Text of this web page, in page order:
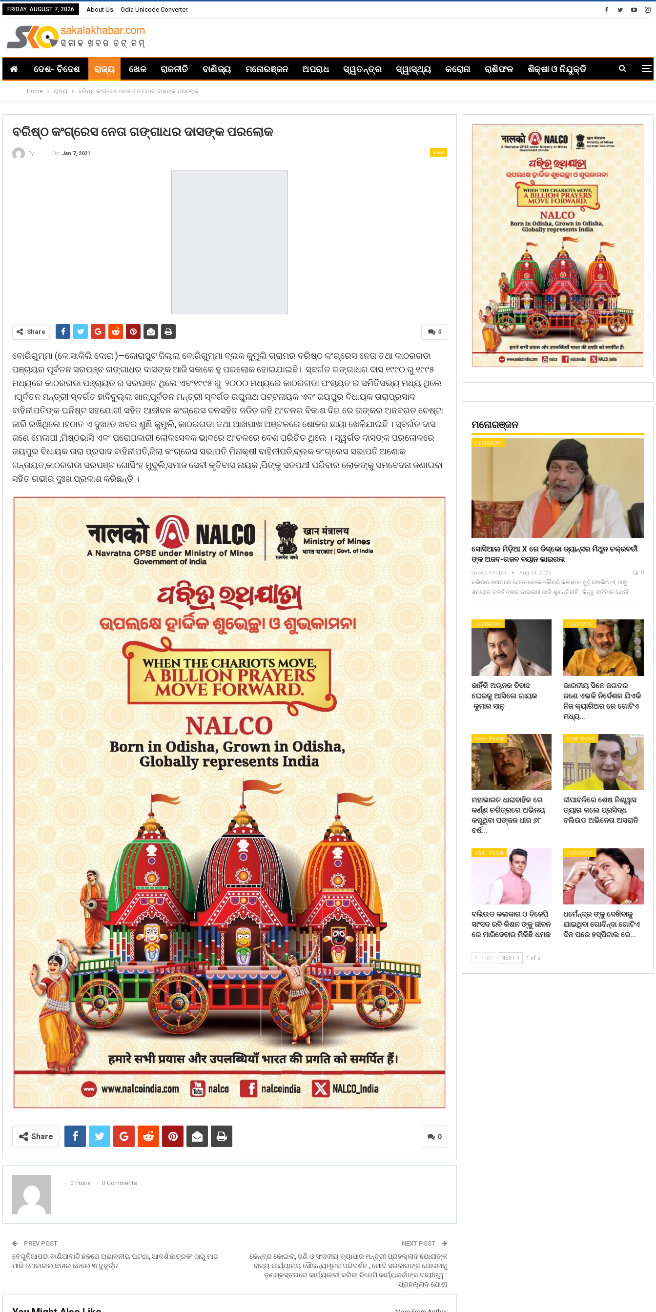
FRIDAY, AUGUST 7, 2026 About Us Odia Unicode Converter
ଦେଶ- ବିଦେଶ ରାଜ୍ୟ ଖେଳ ରାଜନୀତି ବାଣିଜ୍ୟ ମନୋରଞ୍ଜନ ଅପରାଧ ସ୍ୱତନ୍ତ୍ର ସ୍ୱାସ୍ଥ୍ୟ କରୋନା ରାଶିଫଳ ଶିକ୍ଷା ଓ ନିଯୁକ୍ତି
Home ରାଜ୍ୟ ବରିଷ୍ଠ କଂଗ୍ରେସ ନେତା ଗଙ୍ଗାଧର ଦାସଙ୍କ ପରଲୋକ
ବରିଷ୍ଠ କଂଗ୍ରେସ ନେତା ଗଙ୍ଗାଧର ଦାସଙ୍କ ପରଲୋକ
ରାଜ୍ୟ
By On Jan 7, 2021
0
Share
ବୋରିଗୁମ୍ମା (କେ.ସାକିଲି ଦୋରା )—କୋରାପୁଟ ଜିଲ୍ଲା ବୋରିଗୁମ୍ମା ବ୍ଲକ କୁମୁଲି ଗ୍ରାମର ବରିଷ୍ଠ କଂଗ୍ରେସ ନେତା ତଥା କାଠରଗଡା
ପଞ୍ଚାୟର ପୂର୍ବତନ ସରପଞ୍ଚ ଗଙ୍ଗାଧର ଦାସଙ୍କ ଆଜି ସକାଳେ ହୁ ପରଲୋକ ହୋଇଯାଇଛି। ସ୍ବର୍ଗତ ଗଙ୍ଗାଧର ଦାସ ୧୯୯୦ ରୁ ୧୯୯୫
ମଧ୍ୟରେ କାଠରଗଡା ପଞ୍ଚାୟତ ର ସରପଞ୍ଚ ଥିଲେ ଏବଂ୧୯୯୫ ରୁ ୨୦୦୦ ମଧ୍ୟରେ କାଠରଗଡା ପଂଚାୟତ ର ସମିତିସଭ୍ୟ ମଧ୍ୟ ଥିଲେ
।ପୂର୍ବତନ ମନ୍ତ୍ରୀ ସ୍ବର୍ଗତ ହାବିବୁଲ୍ଲା ଖାନ,ପୂର୍ବତନ ମନ୍ତ୍ରୀ ସ୍ବର୍ଗତ ରଘୁନାଥ ପଟ୍ଟନାୟକ ଏବଂ ଜୟପୁର ବିଧାୟକ ତାରାପ୍ରସାଦ
ବାହିନୀପତିଙ୍କ ଘନିଷ୍ଟ ସହଯୋଗୀ ସହିତ ଆଜୀବନ କଂଗ୍ରେସ ଦଳସହିତ ଜଡିତ ରହି ଅଂଚଳର ବିକାଶ ଦିଗ ରେ ତାଙ୍କର ଅନବରତ ଚେଷ୍ଟା
ଜାରି ରଖିଥିଲେ।ହଠାତ ଏ ଦୁଖଃତ ଖବର ଶୁଣି କୁମୁଲି, କାଠରଗଡା ତଥା ଆଖପାଖ ଅଞ୍ଚଳରେ ଶୋକର ଛାୟା ଖେଳିଯାଇଛି । ସ୍ବର୍ଗତ ଦାସ
ଜଣେ ମେଳାପୀ ,ମିଷ୍ଠଭାସି ଏବଂ ପରୋପକାରୀ ଲୋକସେବକ ଭାବରେ ଅଂଚଳରେ ବେଶ ପରିଚିତ ଥିଲେ । ସ୍ୱର୍ଗତ ଦାସଙ୍କ ପରଲୋକରେ
ଜୟପୁର ବିଧାୟକ ତାରା ପ୍ରସାଦ ବାହିନୀପତି,ଜିଲା କଂଗ୍ରେସ ସଭାପତି ମିନାକ୍ଷୀ ବାହିନୀପତି,ବ୍ଲକ କଂଗ୍ରେସ ସଭାପତି ଅଶୋକ
ଗନ୍ତାୟତ,କାଠରଗଡା ସରପଞ୍ଚ ଗୋସିଂହ ମୁଦୁଲି,ସମାଜ ସେବୀ କୃତିବାସ ନାୟକ ,ପିଙ୍କୁ ସତପଥୀ ପରିବାର ଲୋକଙ୍କୁ ସମବେଦନା ଜଣାଇବା
ସହିତ ଗଭୀର ଦୁଃଖ ପ୍ରକାଶ କରିଛନ୍ତି ।
0
Share
0 Posts 0 Comments
PREV POST
ବେଗୁନିଆପଡ଼ା ବାଣିଆବାଡି ଛକରେ ଅଭାବନୀୟ ଘଟଣା, ଆଦର୍ଶ ଛାତ୍ରକଂ ଠାରୁ ମାଡ
ମାରି ମୋବାଇଲ ଛଡାଇ ନେଲେ ୩ ଦୁବୃର୍ତ୍ତ
NEXT POST
କେନ୍ଦ୍ର କୋଇଲା, ଖଣି ଓ ସଂସଦୀୟ ବ୍ୟାପାର ମନ୍ତ୍ରୀ ପ୍ରହଲ୍ଲାଦ ଯୋଶୀଙ୍କ
ରାଜ୍ୟ କାର୍ଯ୍ୟାଳୟ ସୌଜନ୍ୟମୂଳକ ପରିଦର୍ଶନ , ମୋଦି ସରକାରଙ୍କ ଯୋଜନାକୁ
ତୃଣମୂଳସ୍ତରରେ କାର୍ଯ୍ୟକାରୀ କରିବା ବିଜେପି କାର୍ଯ୍ୟକର୍ତାଙ୍କ ଦାୟୀତ୍ୱ :
ପ୍ରହଲ୍ଲାଦ ଯୋଶୀ
ମନୋରଞ୍ଜନ
ମନୋରଞ୍ଜନ
ସୋସିଆଲ ମିଡ଼ିଆ X ରେ ଡିସ୍କୋ ଡ୍ୟାନ୍ସର ମିଥୁନ ଚକ୍ରବର୍ତୀ
ଙ୍କ ଅଜବ-ଗଜବ ବୟାନ ଭାଇରଲ
Sakala Khabar Aug 14, 2025 0
ବଲିଉଡ ଜଗତରେ ଯେତେବେଳେ କୌଣସି କଳାକାର ମୁହଁ ଖୋଲିଥାଏ, ତାକୁ
ସମସ୍ତେ ଚଳଚିତ୍ରର ଡାଇଲଗ ଭାବି ଶୁଣନ୍ତିନାହିଁ , କିନ୍ତୁ ବର୍ତମାନ ଯେଉଁ…
ମନୋରଞ୍ଜନ
କାହିଁକି ଅଚାନକ ବିବାଦ
ଘେରକୁ ଆସିଲେ ଗାୟକ
କୁମାର ସାନୁ
ମନୋରଞ୍ଜନ
ଭାରତୀୟ ସିନେ ଜଗତର
ଜଣେ ଏଭଳି ନିର୍ଦେଶକ ଯିଏକି
ନିଜ କ୍ୟାରିଅର ରେ ଗୋଟିଏ
ମଧ୍ୟ…
ଦେଶ- ବିଦେଶ
ମହାଭାରତ ଧାରାବାହିକ ରେ
କର୍ଣ୍ଣ ଚରିତ୍ରରେ ଅଭିନୟ
କରୁଥିବା ପଙ୍କଜ ଧୀର ୬୮
ବର୍ଷ…
ଦେଶ- ବିଦେଶ
ଦୀପାବଳିରେ ଶେଷ ନିଶ୍ୱାସ
ତ୍ୟାଗ କଲେ ପ୍ରସିଦ୍ଧ
ବଲିଉଡ ଅଭିନେତା ଅସରାନି
ଦେଶ- ବିଦେଶ
ବଲିଉଡ କଳାକାର ଓ ବିଜେପି
ସାଂସଦ ରବି କିଶନ ଙ୍କୁ ଜୀବନ
ରେ ମାରିଦେବାର ମିଳିଛି ଧମକ
ମନୋରଞ୍ଜନ
ଧର୍ମେନ୍ଦ୍ର ଙ୍କୁ ଦେଖିବାକୁ
ଯାଇଥିବା ଗୋବିନ୍ଦା ଗୋଟିଏ
ଦିନ ପରେ ହସ୍ପିଟାଲ ରେ…
PREV NEXT 1 of 2